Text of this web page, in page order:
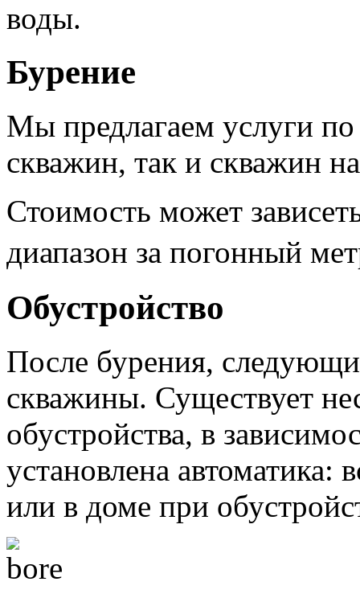
воды.
Бурение
Мы предлагаем услуги
скважин, так и скважин
Стоимость может
диапазон за погонный
Обустройство
После бурения,
скважины. Существует
обустройства, в
установлена автоматика:
или в доме при